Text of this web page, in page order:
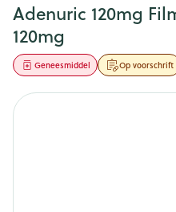
Adenuric 120mg
120mg
Op voorschrift
Geneesmiddel